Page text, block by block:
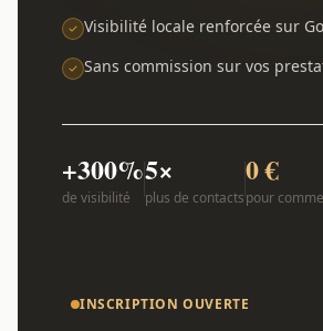
Visibilité locale renforcée sur
Sans commission sur vos
+300%
de visibilité
5×
plus de contacts
0 €
pour
INSCRIPTION OUVERTE